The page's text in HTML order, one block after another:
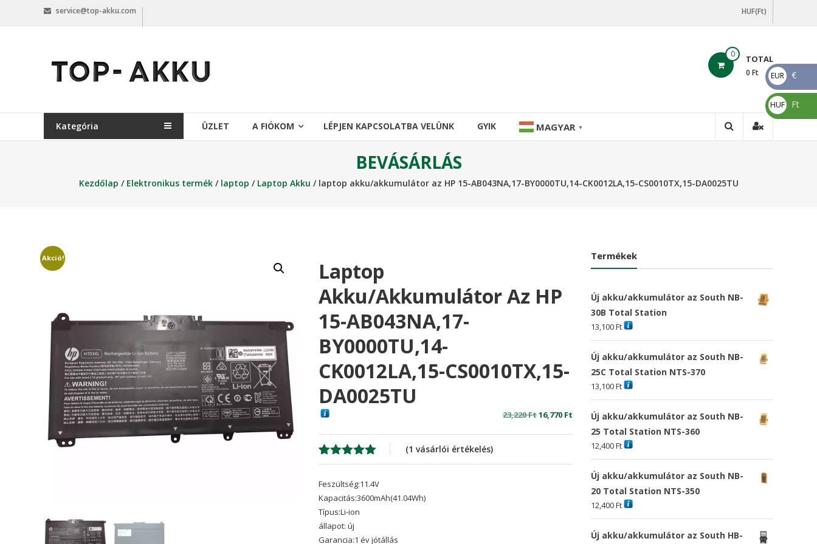
service@top-akku.com HUF(Ft)
top-
akku.com
akku.com
0 TOTAL
0 Ft
Kategória ÜZLET A FIÓKOM LÉPJEN KAPCSOLATBA VELÜNK GYIK MAGYAR ▼
BEVÁSÁRLÁS
Kezdőlap / Elektronikus termék/ laptop / Laptop Akku / laptop akku/akkumulátor az HP 15-AB043NA,17-BY0000TU,14-CK0012LA,15-CS0010TX,15-DA0025TU
Akció!
Laptop
Akku/akkumulátor Az HP
15-AB043NA,17-
BY0000TU,14-
CK0012LA,15-CS0010TX,15-
DA0025TU
23,220FtOriginal
16,770 Ft Current
price
Értékelés
ből,
1
értékelés
alapján
(1 vásárlói értékelés)
Feszültség:11.4V
Kapacitás:3600mAh(41.04Wh)
Típus:Li-ion
állapot: új
Garancia:1 év jótállás
Termékek
Új akku/akkumulátor az South NB-
30B Total Station
13,100Ft
Új akku/akkumulátor az South NB-
25C Total Station NTS-370
13,100Ft
Új akku/akkumulátor az South NB-
25 Total Station NTS-360
12,400Ft
Új akku/akkumulátor az South NB-
20 Total Station NTS-350
12,400Ft
Új akku/akkumulátor az South HB-
EUR
€
€
HUF
Ft
Ft